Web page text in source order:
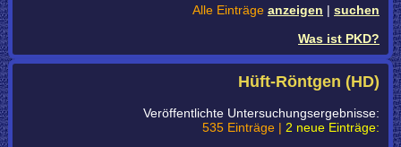
Alle Einträge anzeigen | suchen
Was ist PKD?
Hüft-Röntgen (HD)
Veröffentlichte Untersuchungsergebnisse:
535 Einträge | 2 neue Einträge: